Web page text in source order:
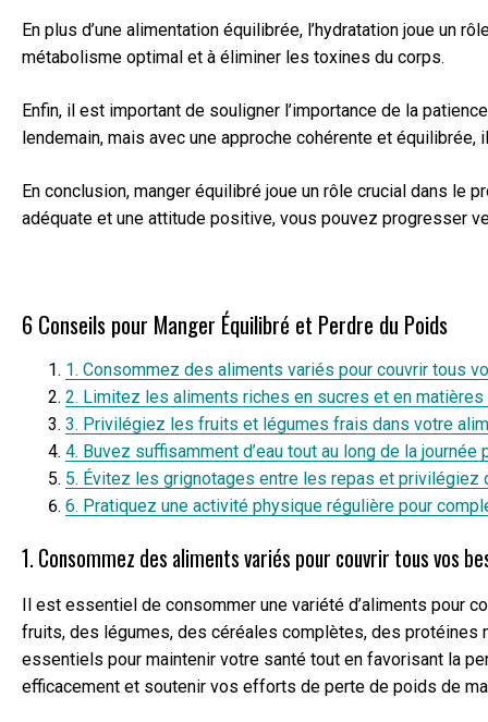
En plus d’une alimentation équilibrée, l’hydratation joue un
métabolisme optimal et à éliminer les toxines du corps.
Enfin, il est important de souligner l’importance de la
lendemain, mais avec une approche cohérente et
En conclusion, manger équilibré joue un rôle crucial dans le
adéquate et une attitude positive, vous pouvez progresser
6 Conseils pour Manger Équilibré et Perdre du Poids
1. Consommez des aliments variés pour couvrir tous
2. Limitez les aliments riches en sucres et en
3. Privilégiez les fruits et légumes frais dans votre
4. Buvez suffisamment d’eau tout au long de la journée
5. Évitez les grignotages entre les repas et privilégiez
6. Pratiquez une activité physique régulière pour
1. Consommez des aliments variés pour couvrir tous vos
Il est essentiel de consommer une variété d’aliments pour
fruits, des légumes, des céréales complètes, des protéines
essentiels pour maintenir votre santé tout en favorisant la
efficacement et soutenir vos efforts de perte de poids de